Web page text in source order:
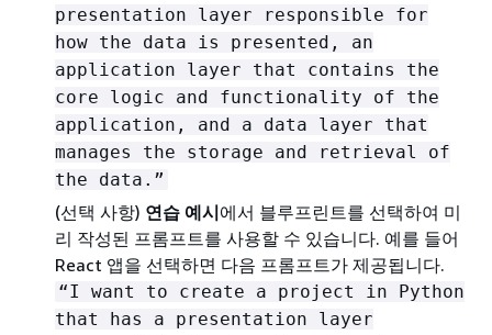
presentation layer responsible for
how the data is presented, an
application layer that contains the
core logic and functionality of the
application, and a data layer that
manages the storage and retrieval of
the data.”
(선택 사항) 연습 예시에서 블루프린트를 선택하여 미
리 작성된 프롬프트를 사용할 수 있습니다. 예를 들어
React 앱을 선택하면 다음 프롬프트가 제공됩니다.
“I want to create a project in Python
that has a presentation layer